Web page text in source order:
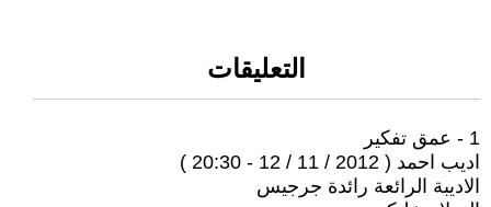
التعليقات
1 - عمق تفكير
اديب احمد ( 2012 / 11 / 12 - 20:30 )
الاديبة الرائعة رائدة جرجيس